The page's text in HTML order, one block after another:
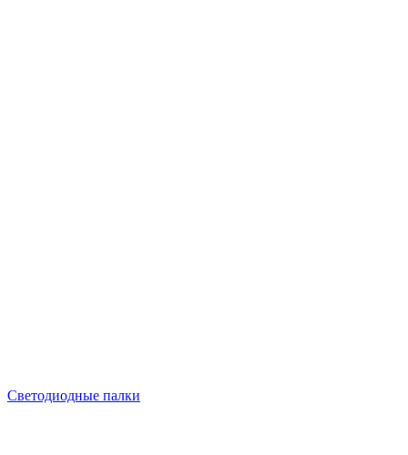
Светодиодные палки